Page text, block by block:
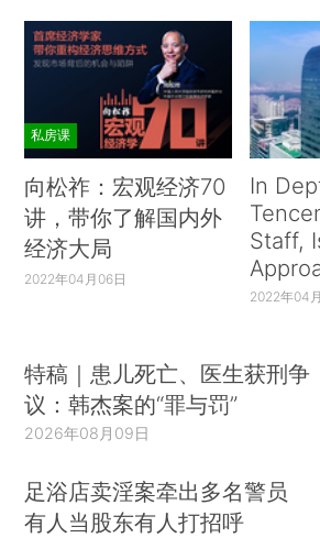
私房课
向松祚：宏观经济70
讲，带你了解国内外
经济大局
2022年04月06日
In
Staff,
2022年04
特稿｜患儿死亡、医生获刑争
议：韩杰案的“罪与罚”
2026年08月09日
足浴店卖淫案牵出多名警员
有人当股东有人打招呼